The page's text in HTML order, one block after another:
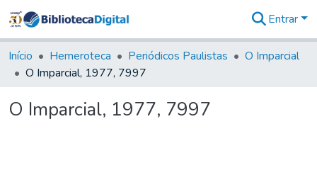
&
Coleções
Tudo na
Digital
Entrar
Início Hemeroteca Periódicos Paulistas
O Imparcial
O Imparcial, 1977, 7997
O Imparcial, 1977, 7997